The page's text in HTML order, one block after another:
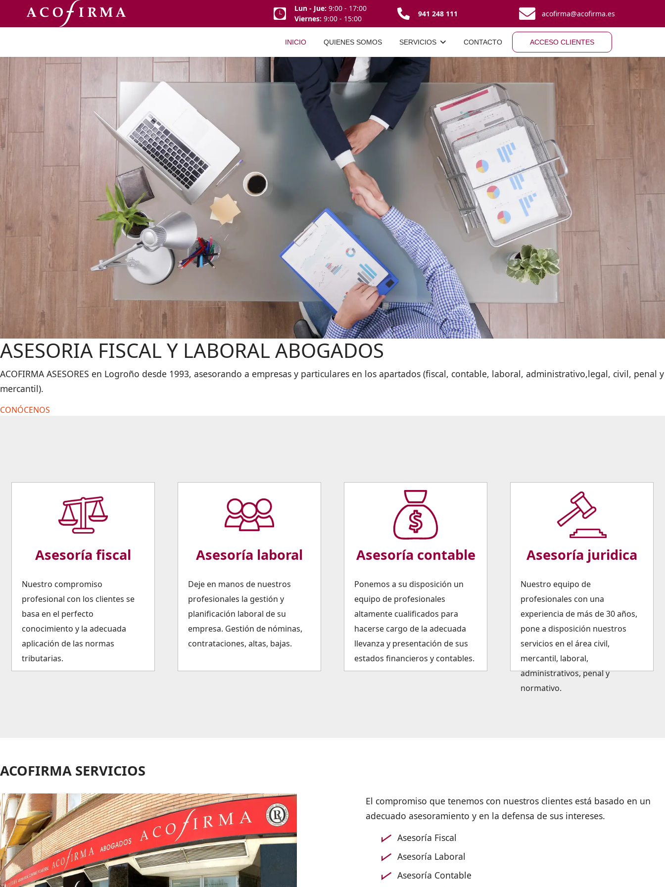
Lun - Jue: 9:00 - 17:00
Viernes: 9:00 - 15:00
941 248 111 acofirma@acofirma.es
INICIO QUIENES SOMOS SERVICIOS CONTACTO ACCESO CLIENTES
ASESORIA FISCAL Y LABORAL ABOGADOS
ACOFIRMA ASESORES en Logroño desde 1993, asesorando a empresas y particulares en los apartados (fiscal, contable, laboral, administrativo,legal, civil, penal y
mercantil).
CONÓCENOS
Asesoría fiscal
Nuestro compromiso
profesional con los clientes se
basa en el perfecto
conocimiento y la adecuada
aplicación de las normas
tributarias.
Asesoría laboral
Deje en manos de nuestros
profesionales la gestión y
planificación laboral de su
empresa. Gestión de nóminas,
contrataciones, altas, bajas.
Asesoría contable
Ponemos a su disposición un
equipo de profesionales
altamente cualificados para
hacerse cargo de la adecuada
llevanza y presentación de sus
estados financieros y contables.
Asesoría juridica
Nuestro equipo de
profesionales con una
experiencia de más de 30 años,
pone a disposición nuestros
servicios en el área civil,
mercantil, laboral,
administrativos, penal y
normativo.
ACOFIRMA SERVICIOS
El compromiso que tenemos con nuestros clientes está basado en un
adecuado asesoramiento y en la defensa de sus intereses.
Asesoría Fiscal
Asesoría Laboral
Asesoría Contable